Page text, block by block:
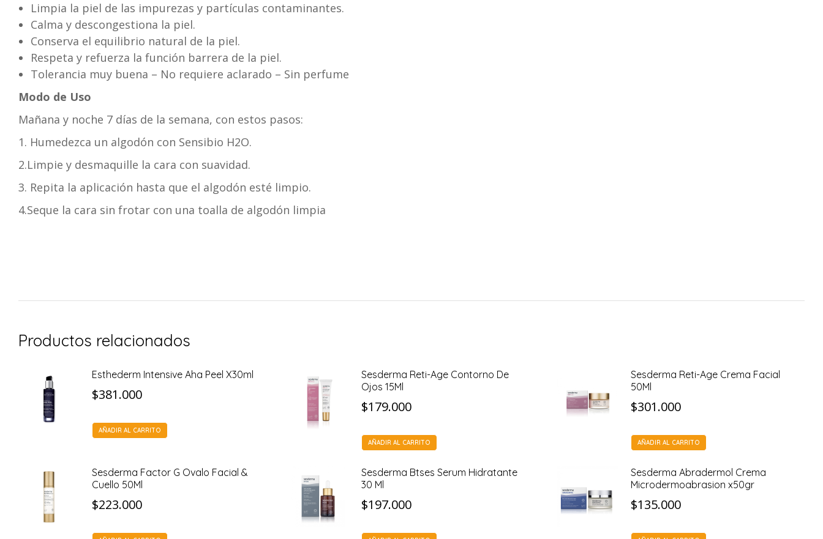
Limpia la piel de las impurezas y partículas contaminantes.
Calma y descongestiona la piel.
Conserva el equilibrio natural de la piel.
Respeta y refuerza la función barrera de la piel.
Tolerancia muy buena – No requiere aclarado – Sin perfume
Modo de Uso
Mañana y noche 7 días de la semana, con estos pasos:
1. Humedezca un algodón con Sensibio H2O.
2.Limpie y desmaquille la cara con suavidad.
3. Repita la aplicación hasta que el algodón esté limpio.
4.Seque la cara sin frotar con una toalla de algodón limpia
Productos relacionados
Esthederm Intensive Aha Peel X30ml
$381.000
AÑADIR AL CARRITO
Sesderma Reti-Age Contorno De
Ojos 15Ml
$179.000
AÑADIR AL CARRITO
Sesderma Reti-Age Crema Facial
50Ml
$301.000
AÑADIR AL CARRITO
Sesderma Factor G Ovalo Facial &
Cuello 50Ml
$223.000
Sesderma Btses Serum Hidratante
30 Ml
$197.000
Sesderma Abradermol Crema
Microdermoabrasion x50gr
$135.000